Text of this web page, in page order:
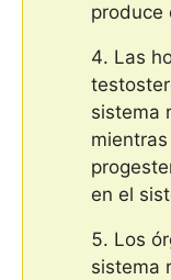
produce
Las
sistema
en el
Los
sistema